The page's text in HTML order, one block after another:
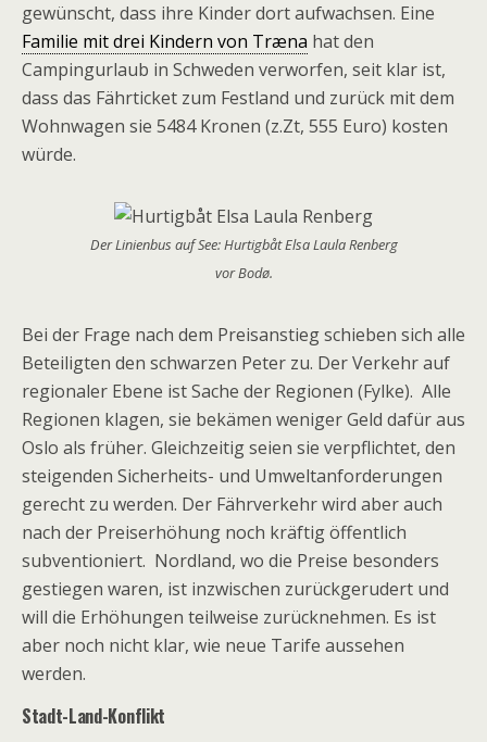
gewünscht, dass ihre Kinder dort aufwachsen. Eine
Familie mit drei Kindern von Træna hat den
Campingurlaub in Schweden verworfen, seit klar ist,
dass das Fährticket zum Festland und zurück mit dem
Wohnwagen sie 5484 Kronen (z.Zt, 555 Euro) kosten
würde.
Der Linienbus auf See: Hurtigbåt Elsa Laula Renberg
vor Bodø.
Bei der Frage nach dem Preisanstieg schieben sich alle
Beteiligten den schwarzen Peter zu. Der Verkehr auf
regionaler Ebene ist Sache der Regionen (Fylke). Alle
Regionen klagen, sie bekämen weniger Geld dafür aus
Oslo als früher. Gleichzeitig seien sie verpflichtet, den
steigenden Sicherheits- und Umweltanforderungen
gerecht zu werden. Der Fährverkehr wird aber auch
nach der Preiserhöhung noch kräftig öffentlich
subventioniert. Nordland, wo die Preise besonders
gestiegen waren, ist inzwischen zurückgerudert und
will die Erhöhungen teilweise zurücknehmen. Es ist
aber noch nicht klar, wie neue Tarife aussehen
werden.
Stadt-Land-Konflikt